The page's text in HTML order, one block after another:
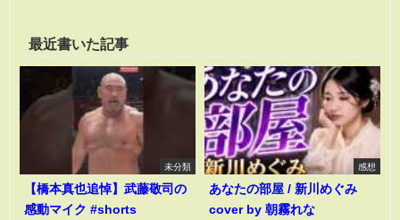
最近書いた記事
未分類
【橋本真也追悼】武藤敬司の
感動マイク #shorts
感想
あなたの部屋 / 新川めぐみ
cover by 朝霧れな